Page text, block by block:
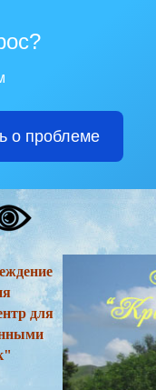
о проблеме
для